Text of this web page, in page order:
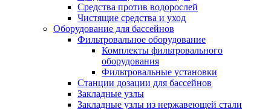
Средства против водорослей
Чистящие средства и уход
Оборудование для бассейнов
Фильтровальное оборудование
Комплекты фильтровального
оборудования
Фильтровальные установки
Станции дозации для бассейнов
Закладные узлы
Закладные узлы из нержавеющей стали